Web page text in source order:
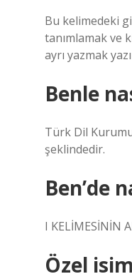
Bu kelimedeki
tanımlamak ve
ayrı yazmak
Benle
Türk Dil
şeklindedir.
Ben’de
I KELİMESİNİN
Özel